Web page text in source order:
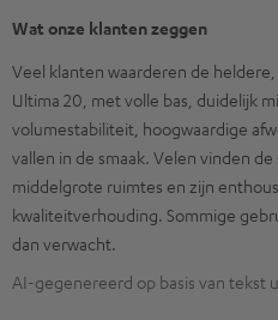
Wat onze klanten zeggen
Veel klanten waarderen de
Ultima 20, met volle bas, duidelijk
volumestabiliteit, hoogwaardige
vallen in de smaak. Velen vinden
middelgrote ruimtes en zijn
kwaliteitverhouding. Sommige
dan verwacht.
AI-gegenereerd op basis van tekst